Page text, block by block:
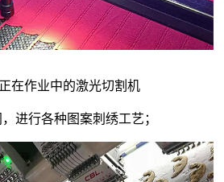
在作业中的激光切割机
进行各种图案刺绣工艺；